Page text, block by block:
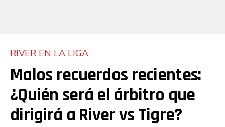
RIVER EN LA LIGA
Malos recuerdos recientes:
¿Quién será el árbitro que
dirigirá a River vs Tigre?